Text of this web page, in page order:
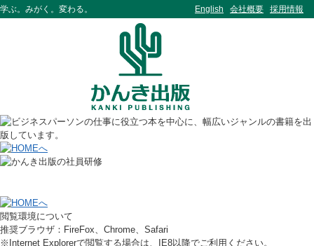
学ぶ。みがく。変わる。 English 会社概要 採用情報
閲覧環境について
推奨ブラウザ：FireFox、Chrome、Safari
※Internet Explorerで閲覧する場合は、IE8以降でご利用ください。